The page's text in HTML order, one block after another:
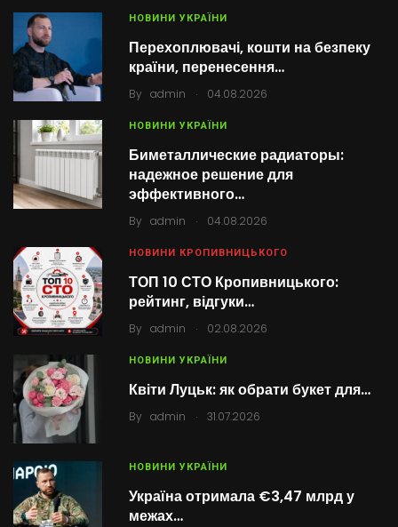
НОВИНИ УКРАЇНИ
Перехоплювачі, кошти на безпеку
країни, перенесення…
By admin . 04.08.2026
НОВИНИ УКРАЇНИ
Биметаллические радиаторы:
надежное решение для
эффективного…
By admin . 04.08.2026
НОВИНИ КРОПИВНИЦЬКОГО
ТОП 10 СТО Кропивницького:
рейтинг, відгуки…
By admin . 02.08.2026
НОВИНИ УКРАЇНИ
Квіти Луцьк: як обрати букет для…
By admin . 31.07.2026
НОВИНИ УКРАЇНИ
Україна отримала €3,47 млрд у
межах…